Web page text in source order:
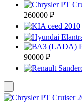
260000 ₽
90000 ₽